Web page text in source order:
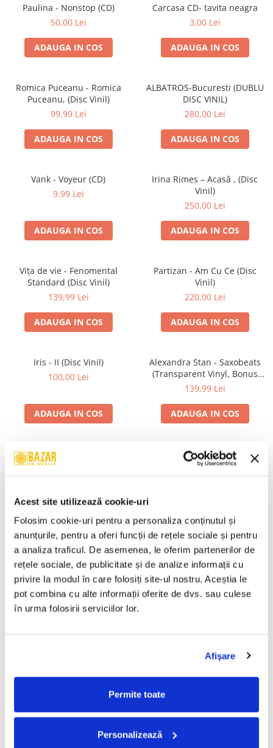
Acest site utilizează cookie-uri
Folosim cookie-uri pentru a personaliza conținutul și
anunțurile, pentru a oferi funcții de rețele sociale și pentru
a analiza traficul. De asemenea, le oferim partenerilor de
rețele sociale, de publicitate și de analize informații cu
privire la modul în care folosiți site-ul nostru. Aceștia le
pot combina cu alte informații oferite de dvs. sau culese
în urma folosirii serviciilor lor.
Afişare
Permite toate
Personalizează
Viniluri Românești
Colecția Electrecord
Paulina - Nonstop (CD)
50,00 Lei
ADAUGA IN COS
Carcasa CD- tavita neagra
3,00 Lei
ADAUGA IN COS
Romica Puceanu - Romica
Puceanu, (Disc Vinil)
99,99 Lei
ADAUGA IN COS
ALBATROS-Bucuresti (DUBLU
DISC VINIL)
280,00 Lei
ADAUGA IN COS
Vank - Voyeur (CD)
9,99 Lei
ADAUGA IN COS
Irina Rimes – Acasă , (Disc
Vinil)
250,00 Lei
ADAUGA IN COS
Vița de vie - Fenomental
Standard (Disc Vinil)
139,99 Lei
ADAUGA IN COS
Partizan - Am Cu Ce (Disc
Vinil)
220,00 Lei
ADAUGA IN COS
Iris - II (Disc Vinil)
100,00 Lei
ADAUGA IN COS
Alexandra Stan - Saxobeats
(Transparent Vinyl, Bonus
Tracks) ) (Disc Vinil)
139,99 Lei
ADAUGA IN COS
Unknown Artist - Povești ,
(Casetă Audio)
ADAUGA IN COS
Genesis - We Can't Dance,
(CD)
R.E.M. - Monster , (CD)
29,99 Lei
ADAUGA IN COS
Irina Rimes – Origini , (Disc
Vinil)
250,00 Lei
ADAUGA IN COS
Electrecord, (Disc Vinil)
189,00 Lei
Fugees - The Score (CD)
Cargo- Spiritus Sanctus (Editie
Aniversara) (Disc Vinil)